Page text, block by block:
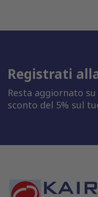
Registrati
Resta aggiornato
sconto del 5% sul